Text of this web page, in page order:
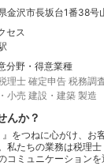
金沢市長坂台1番38号
セス
分野・得意業種
理士 確定申告 税務調
小売 建設・建築 製造
んか？
をつねに心がけ、お
私たちの業務は税理
コミュニケーション